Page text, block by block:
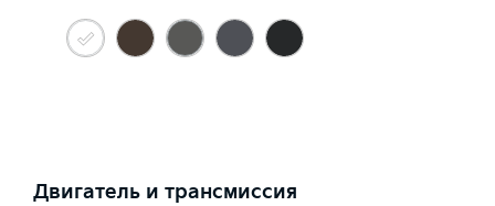
Двигатель и трансмиссия